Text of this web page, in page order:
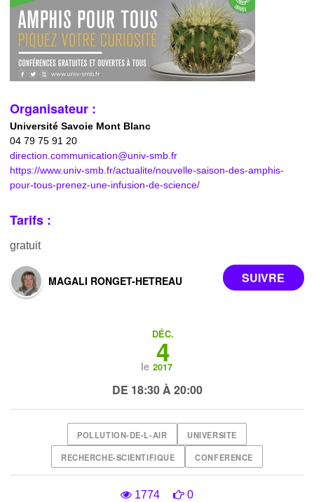
Organisateur :
Université Savoie Mont Blanc
04 79 75 91 20
direction.communication@univ-smb.fr
https://www.univ-smb.fr/actualite/nouvelle-saison-des-amphis-
pour-tous-prenez-une-infusion-de-science/
Tarifs :
gratuit
MAGALI RONGET-HETREAU
le
DÉC.
4
2017
DE 18:30 À 20:00
POLLUTION-DE-L-AIR UNIVERSITE
RECHERCHE-SCIENTIFIQUE CONFERENCE
1774 0